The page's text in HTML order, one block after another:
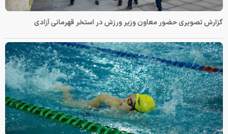
گزارش تصویری حضور معاون وزیر ورزش در استخر قهرمانی آزادی